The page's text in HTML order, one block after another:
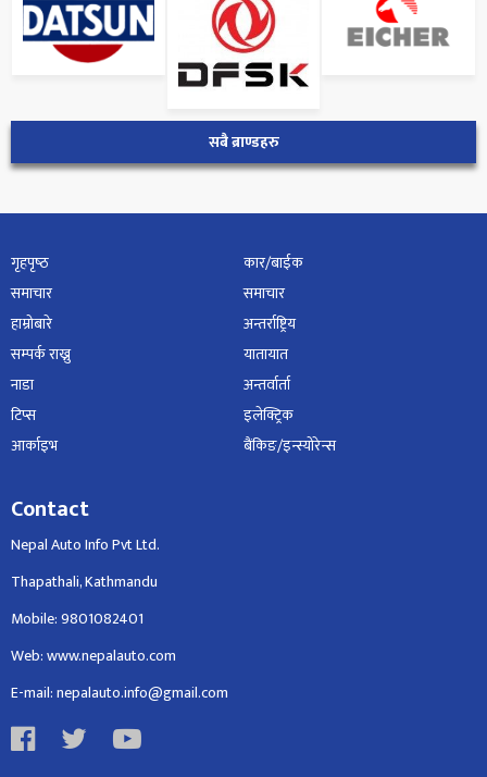
सबै ब्राण्डहरु
गृहपृष्‍ठ
समाचार
हाम्रोबारे
सम्पर्क राख्नु
नाडा
टिप्स
आर्काइभ
कार/बाईक
समाचार
अन्तर्राष्ट्रिय
यातायात
अन्तर्वार्ता
इलेक्ट्रिक
बैंकिङ/इन्स्योरेन्स
Contact
Nepal Auto Info Pvt Ltd.
Thapathali, Kathmandu
Mobile: 9801082401
Web: www.nepalauto.com
E-mail: nepalauto.info@gmail.com